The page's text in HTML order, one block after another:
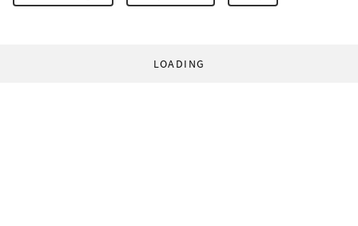
LOADING